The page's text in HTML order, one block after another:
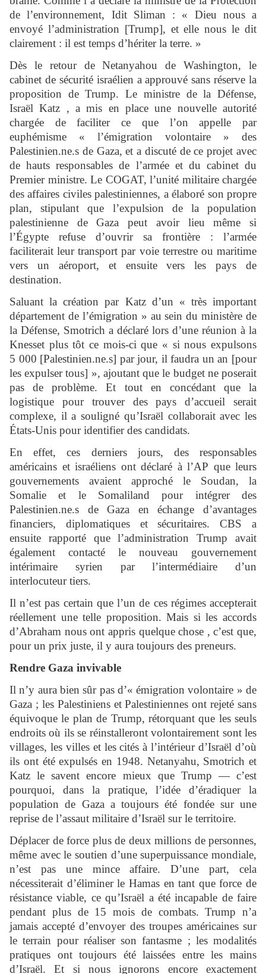
de l’environnement, Idit Sliman : « Dieu nous a
envoyé l’administration [Trump], et elle nous le dit
clairement : il est temps d’hériter la terre. »
Dès le retour de Netanyahou de Washington, le
cabinet de sécurité israélien a approuvé sans réserve la
proposition de Trump. Le ministre de la Défense,
Israël Katz , a mis en place une nouvelle autorité
chargée de faciliter ce que l’on appelle par
euphémisme « l’émigration volontaire » des
Palestinien.ne.s de Gaza, et a discuté de ce projet avec
de hauts responsables de l’armée et du cabinet du
Premier ministre. Le COGAT, l’unité militaire chargée
des affaires civiles palestiniennes, a élaboré son propre
plan, stipulant que l’expulsion de la population
palestinienne de Gaza peut avoir lieu même si
l’Égypte refuse d’ouvrir sa frontière : l’armée
faciliterait leur transport par voie terrestre ou maritime
vers un aéroport, et ensuite vers les pays de
destination.
Saluant la création par Katz d’un « très important
département de l’émigration » au sein du ministère de
la Défense, Smotrich a déclaré lors d’une réunion à la
Knesset plus tôt ce mois-ci que « si nous expulsons
5 000 [Palestinien.ne.s] par jour, il faudra un an [pour
les expulser tous] », ajoutant que le budget ne poserait
pas de problème. Et tout en concédant que la
logistique pour trouver des pays d’accueil serait
complexe, il a souligné qu’Israël collaborait avec les
États-Unis pour identifier des candidats.
En effet, ces derniers jours, des responsables
américains et israéliens ont déclaré à l’AP que leurs
gouvernements avaient approché le Soudan, la
Somalie et le Somaliland pour intégrer des
Palestinien.ne.s de Gaza en échange d’avantages
financiers, diplomatiques et sécuritaires. CBS a
ensuite rapporté que l’administration Trump avait
également contacté le nouveau gouvernement
intérimaire syrien par l’intermédiaire d’un
interlocuteur tiers.
Il n’est pas certain que l’un de ces régimes accepterait
réellement une telle proposition. Mais si les accords
d’Abraham nous ont appris quelque chose , c’est que,
pour un prix juste, il y aura toujours des preneurs.
Rendre Gaza invivable
Il n’y aura bien sûr pas d’« émigration volontaire » de
Gaza ; les Palestiniens et Palestiniennes ont rejeté sans
équivoque le plan de Trump, rétorquant que les seuls
endroits où ils se réinstalleront volontairement sont les
villages, les villes et les cités à l’intérieur d’Israël d’où
ils ont été expulsés en 1948. Netanyahu, Smotrich et
Katz le savent encore mieux que Trump — c’est
pourquoi, dans la pratique, l’idée d’éradiquer la
population de Gaza a toujours été fondée sur une
reprise de l’assaut militaire d’Israël sur le territoire.
Déplacer de force plus de deux millions de personnes,
même avec le soutien d’une superpuissance mondiale,
n’est pas une mince affaire. D’une part, cela
nécessiterait d’éliminer le Hamas en tant que force de
résistance viable, ce qu’Israël a été incapable de faire
pendant plus de 15 mois de combats. Trump n’a
jamais accepté d’envoyer des troupes américaines sur
le terrain pour réaliser son fantasme ; les modalités
pratiques ont toujours été laissées entre les mains
d’Israël. Et si nous ignorons encore exactement